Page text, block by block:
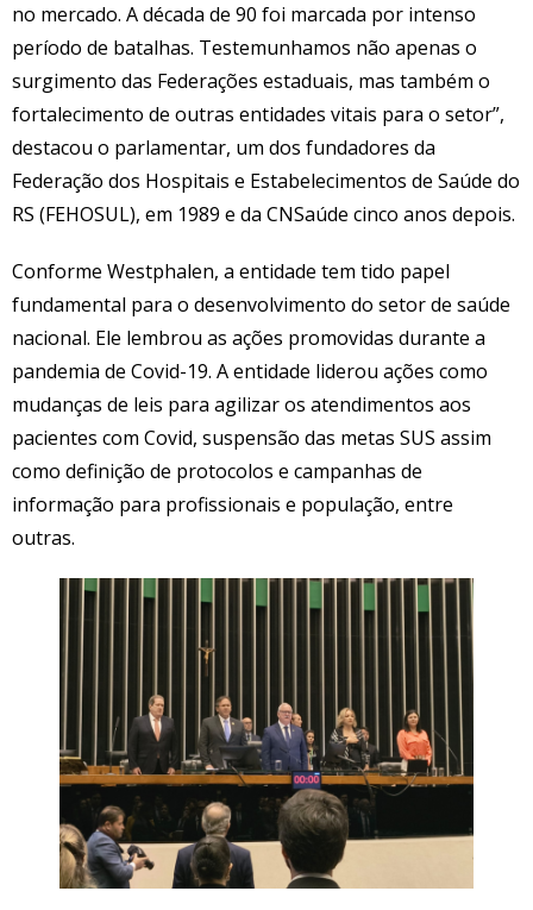
no mercado. A década de 90 foi marcada por intenso
período de batalhas. Testemunhamos não apenas o
surgimento das Federações estaduais, mas também o
fortalecimento de outras entidades vitais para o setor”,
destacou o parlamentar, um dos fundadores da
Federação dos Hospitais e Estabelecimentos de Saúde do
RS (FEHOSUL), em 1989 e da CNSaúde cinco anos depois.
Conforme Westphalen, a entidade tem tido papel
fundamental para o desenvolvimento do setor de saúde
nacional. Ele lembrou as ações promovidas durante a
pandemia de Covid-19. A entidade liderou ações como
mudanças de leis para agilizar os atendimentos aos
pacientes com Covid, suspensão das metas SUS assim
como definição de protocolos e campanhas de
informação para profissionais e população, entre
outras.